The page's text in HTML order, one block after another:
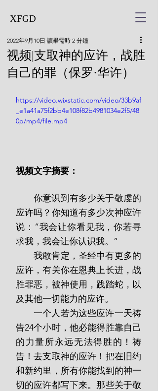
XFGD
视频|支取神的应许，战胜
自己的罪（保罗·华许）
2022年9月10日 讀畢需時 2 分鐘
https://video.wixstatic.com/video/33b9af
_e1a41a75f2bb4e108f82b4981034e2f5/48
0p/mp4/file.mp4
视频文字摘要：
       你意识到有多少关于敬虔的
应许吗？你知道有多少次神应许
说：“我会让你看见我，你若寻
求我，我会让你认识我。”
       我敢肯定，圣经中有更多的
应许，有关你在恩典上长进，战
胜罪恶，被神使用，践踏蛇，以
及其他一切能力的应许。
       一个人若为这些应许一天祷
告24个小时，他必能得胜靠自己
的力量所永远无法得胜的！祷
告！去支取神的应许！把在旧约
和新约里，所有你能找到的神一
切的应许都写下来。那些关于敬